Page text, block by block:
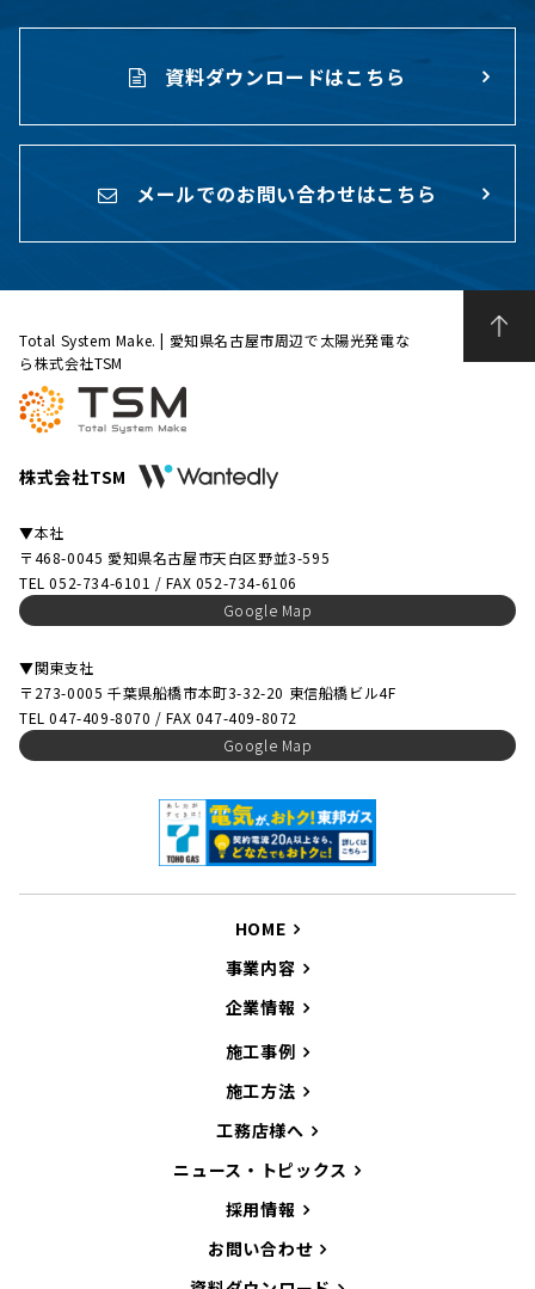
資料ダウンロードはこちら
メールでのお問い合わせはこちら
Total System Make. | 愛知県名古屋市周辺で太陽光発電な
ら株式会社TSM
株式会社TSM
▼本社
〒468-0045 愛知県名古屋市天白区野並3-595
TEL 052-734-6101 / FAX 052-734-6106
Google Map
▼関東支社
〒273-0005 千葉県船橋市本町3-32-20 東信船橋ビル4F
TEL 047-409-8070 / FAX 047-409-8072
Google Map
HOME
事業内容
企業情報
施工事例
施工方法
工務店様へ
ニュース・トピックス
採用情報
お問い合わせ